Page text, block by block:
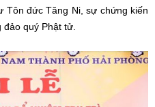
Tôn đức Tăng Ni, sự chứng kiến
quý Phật tử.